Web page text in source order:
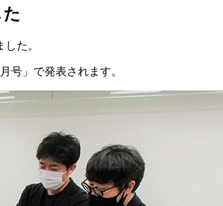
た。
号」で発表されます。